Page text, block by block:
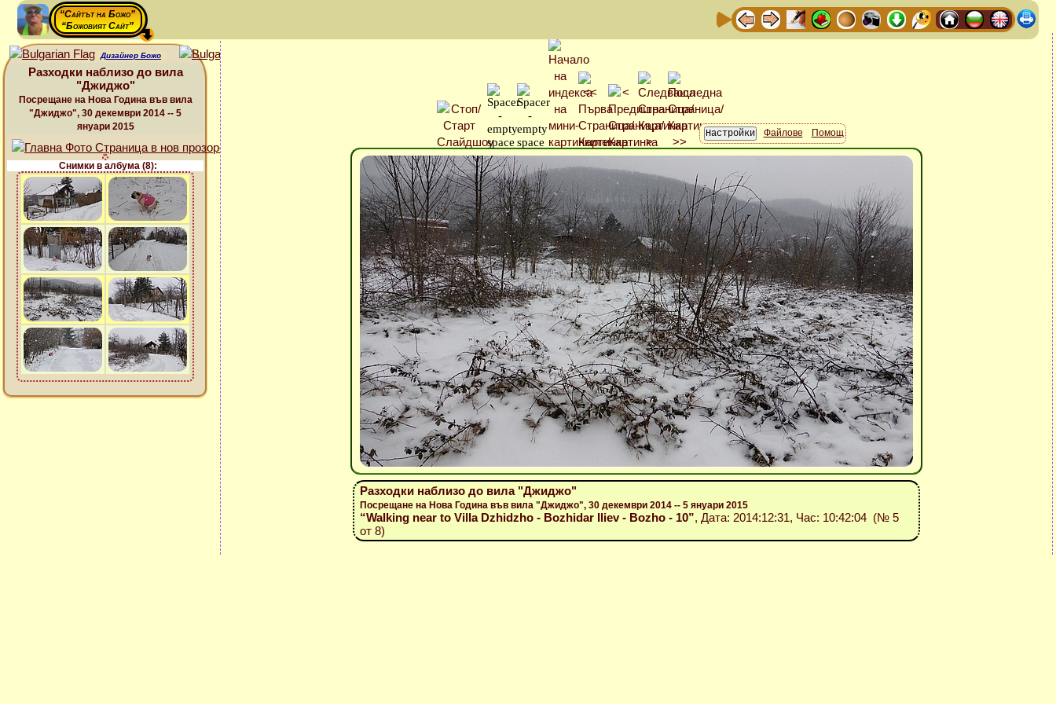
“Сайтът на Божо”
“Божовият Сайт”
Дизайнер Божо
Разходки наблизо до вила
"Джиджо"
Посрещане на Нова Година във вила
"Джиджо", 30 декември 2014 -- 5
януари 2015
Снимки в албума (8):
Файлове Помощ
Разходки наблизо до вила "Джиджо"
Посрещане на Нова Година във вила "Джиджо", 30 декември 2014 -- 5 януари 2015
“Walking near to Villa Dzhidzho - Bozhidar Iliev - Bozho - 10”, Дата: 2014:12:31, Час: 10:42:04 (№ 5
от 8)